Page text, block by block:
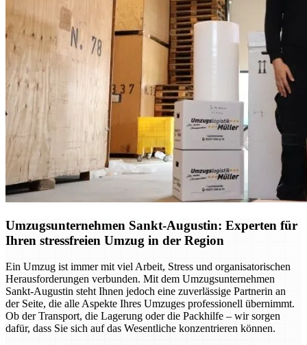
Umzugsunternehmen Sankt-Augustin: Experten für
Ihren stressfreien Umzug in der Region
Ein Umzug ist immer mit viel Arbeit, Stress und organisatorischen
Herausforderungen verbunden. Mit dem Umzugsunternehmen
Sankt-Augustin steht Ihnen jedoch eine zuverlässige Partnerin an
der Seite, die alle Aspekte Ihres Umzuges professionell übernimmt.
Ob der Transport, die Lagerung oder die Packhilfe – wir sorgen
dafür, dass Sie sich auf das Wesentliche konzentrieren können.